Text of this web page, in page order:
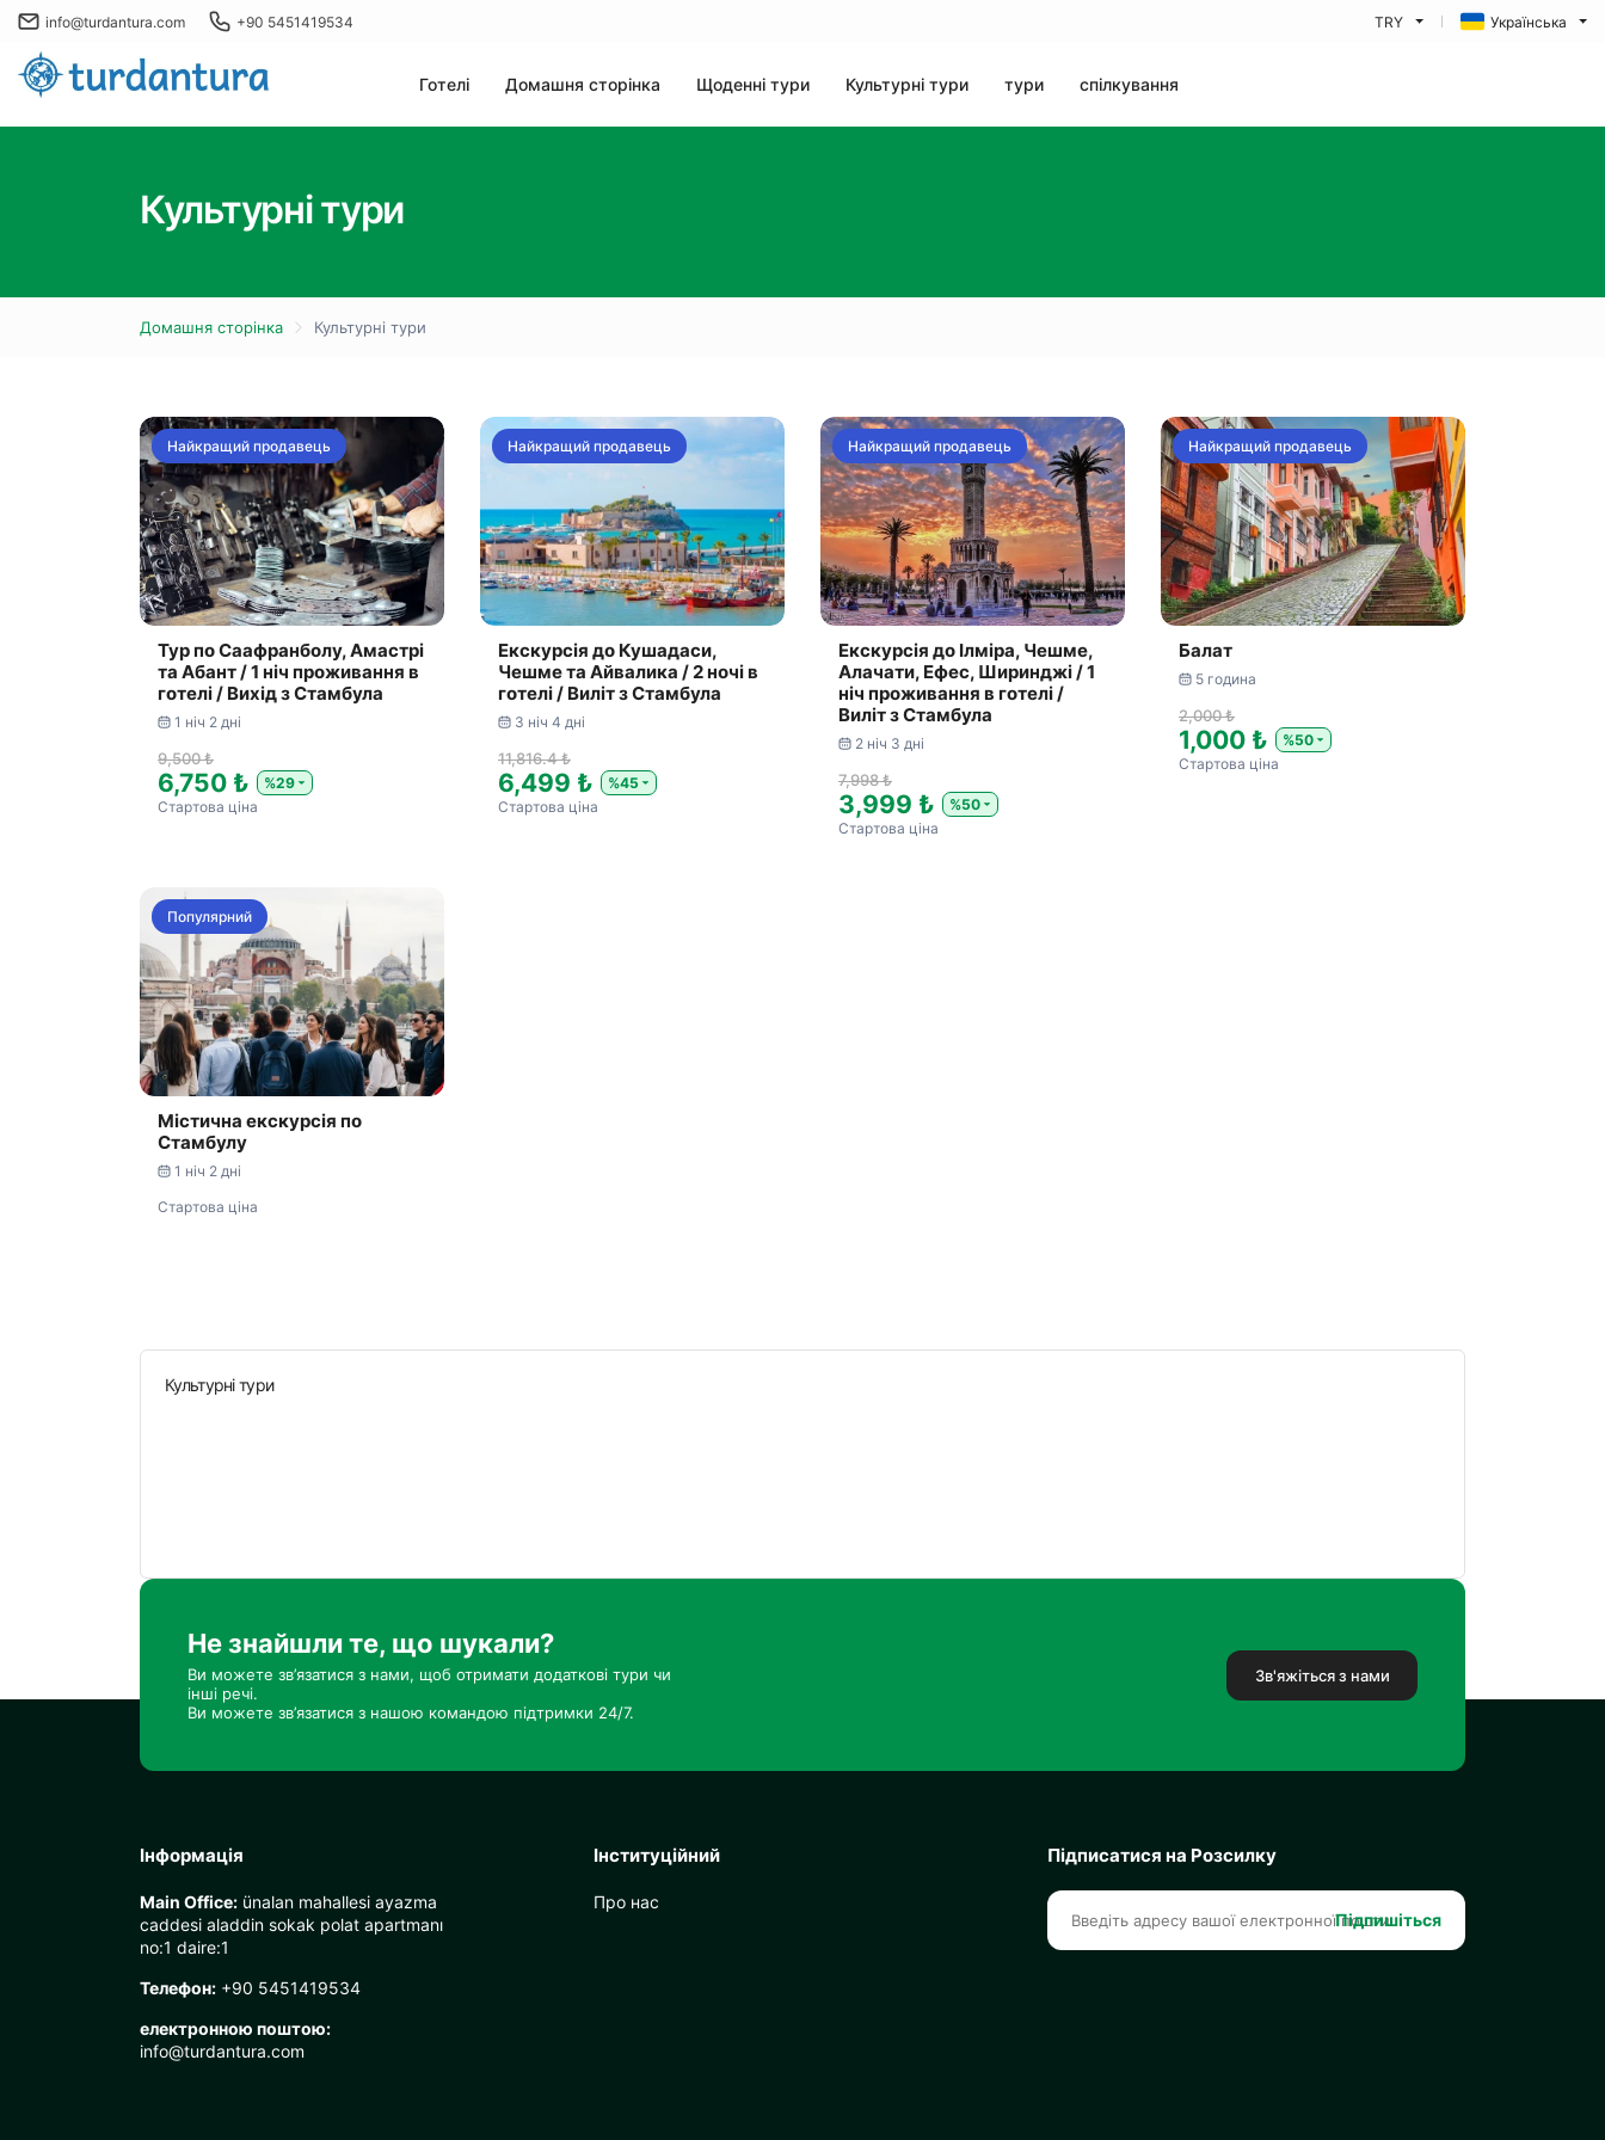
info@turdantura.com +90 5451419534 TRY Українська
Готелі Домашня сторінка Щоденні тури Культурні тури тури спілкування
Культурні тури
Домашня сторінка Культурні тури
Найкращий продавець
Тур по Саафранболу, Амастрі
та Абант / 1 ніч проживання в
готелі / Вихід з Стамбула
1 ніч 2 дні
9,500 ₺
6,750 ₺
%29
Стартова ціна
Найкращий продавець
Екскурсія до Кушадаси,
Чешме та Айвалика / 2 ночі в
готелі / Виліт з Стамбула
3 ніч 4 дні
11,816.4 ₺
6,499 ₺
%45
Стартова ціна
Найкращий продавець
Екскурсія до Ілміра, Чешме,
Алачати, Ефес, Ширинджі / 1
ніч проживання в готелі /
Виліт з Стамбула
2 ніч 3 дні
7,998 ₺
3,999 ₺
%50
Стартова ціна
Найкращий продавець
Балат
5 година
2,000 ₺
1,000 ₺
%50
Стартова ціна
Популярний
Містична екскурсія по
Стамбулу
1 ніч 2 дні
Стартова ціна
Культурні тури
Не знайшли те, що шукали?
Ви можете зв’язатися з нами, щоб отримати додаткові тури чи
інші речі.
Ви можете зв’язатися з нашою командою підтримки 24/7.
Зв'яжіться з нами
Інформація
Main Office: ünalan mahallesi ayazma
caddesi aladdin sokak polat apartmanı
no:1 daire:1
Телефон: +90 5451419534
електронною поштою:
info@turdantura.com
Інституційний
Про нас
Підписатися на Розсилку
Підпишіться